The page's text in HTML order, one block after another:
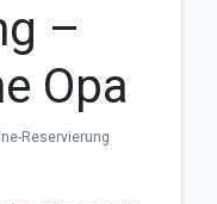
–
Opa
Reservierung